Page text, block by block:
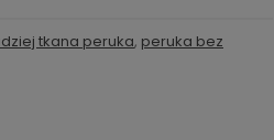
tkana peruka, peruka bez